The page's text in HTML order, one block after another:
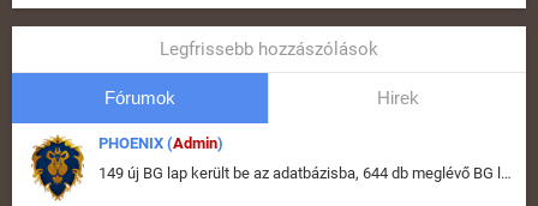
Legfrissebb hozzászólások
Fórumok Hirek
PHOENIX (Admin)
149 új BG lap került be az adatbázisba, 644 db meglévő BG lap módosult, bekerültek az új képek a megváltozott lapokhoz is.